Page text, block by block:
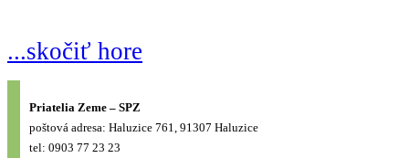
...skočiť hore
Priatelia Zeme – SPZ
poštová adresa: Haluzice 761, 91307 Haluzice
tel: 0903 77 23 23